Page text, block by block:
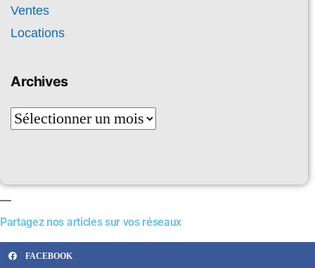
Ventes
Locations
Archives
Partagez nos articles sur vos réseaux
FACEBOOK